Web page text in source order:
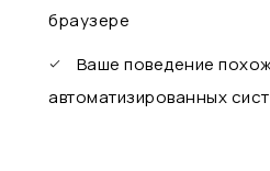
браузере
Ваше поведение
автоматизированных